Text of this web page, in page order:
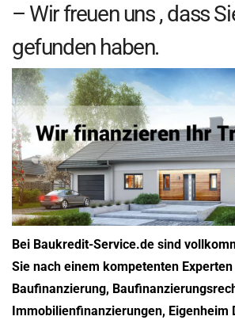
– Wir freuen uns , dass
gefunden haben.
Bei Baukredit-Service.de sind
Sie nach einem kompetenten
Baufinanzierung,
Immobilienfinanzierungen, Eigenheim